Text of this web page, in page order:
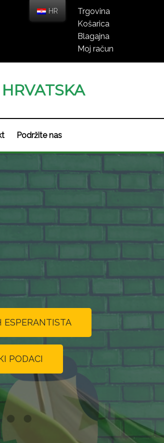
Trgovina
Košarica
Blagajna
Moj račun
Podržite nas
ESPERANTISTA
PODACI
HR